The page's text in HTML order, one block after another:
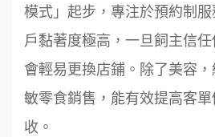
模式」起步，專注於預約制
戶黏著度極高，一旦飼主信
會輕易更換店鋪。除了美容
敏零食銷售，能有效提高客
收。